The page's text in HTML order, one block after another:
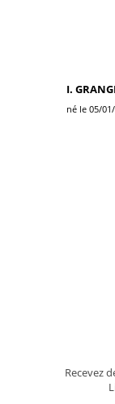
I.
né le 05/
Recevez